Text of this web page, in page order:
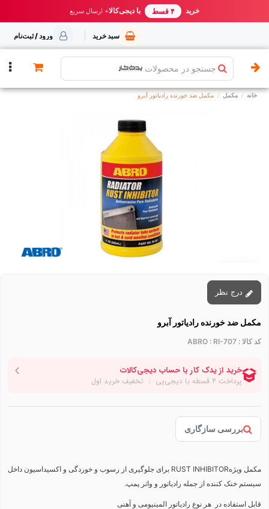
خرید مطمئن از یدک کار بهترین قیمت ایران خرید ۴ قسط با دیجی‌کالا+ ارسال سریع
سبد خرید ورود / ثبت‌نام
جستجو در محصولات
خانه مکمل مکمل ضد خورنده رادیاتور آبرو
مکمل ضد خورنده رادیاتور آبرو
کد کالا : ABRO : RI-707
بررسی سازگاری
مکمل ویژهRUST INHIBITOR برای جلوگیری از رسوب و خوردگی و اکسیداسیون داخل
سیستم خنک کننده از جمله رادیاتور و واتر پمپ.
قابل استفاده در هر نوع رادیاتور المینیومی و آهنی